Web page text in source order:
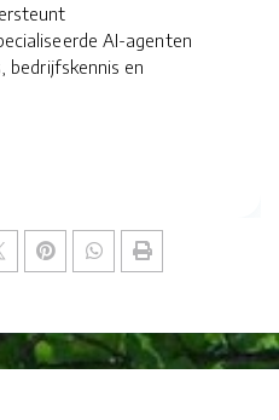
AI-agenten
bedrijfskennis en